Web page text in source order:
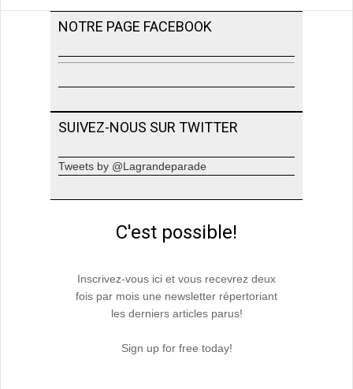
NOTRE PAGE FACEBOOK
SUIVEZ-NOUS SUR TWITTER
Tweets by @Lagrandeparade
C'est possible!
Inscrivez-vous ici et vous recevrez deux
fois par mois une newsletter répertoriant
les derniers articles parus!
Sign up for free today!